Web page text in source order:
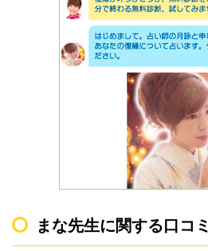
まな先生に関する口コミ